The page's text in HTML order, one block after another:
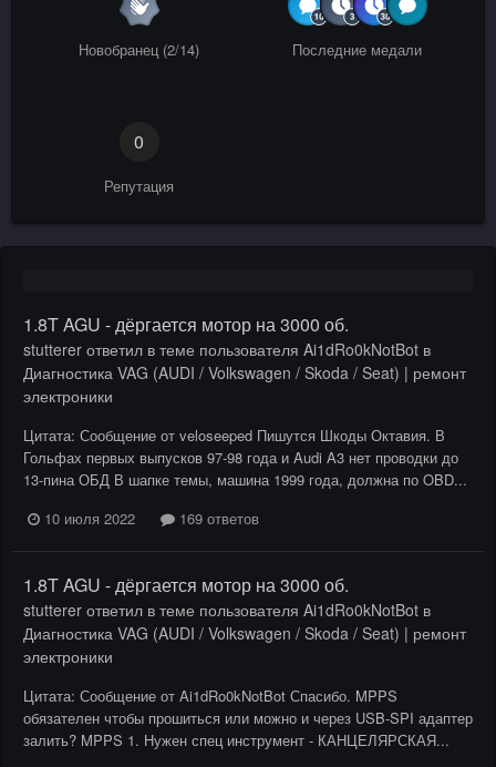
Новобранец (2/14) Последние медали
0
Репутация
1.8T AGU - дёргается мотор на 3000 об.
stutterer ответил в теме пользователя Ai1dRo0kNotBot в
Диагностика VAG (AUDI / Volkswagen / Skoda / Seat) | ремонт
электроники
Цитата: Сообщение от veloseeped Пишутся Шкоды Октавия. В
Гольфах первых выпусков 97-98 года и Audi A3 нет проводки до
13-пина ОБД В шапке темы, машина 1999 года, должна по OBD...
10 июля 2022
169 ответов
1.8T AGU - дёргается мотор на 3000 об.
stutterer ответил в теме пользователя Ai1dRo0kNotBot в
Диагностика VAG (AUDI / Volkswagen / Skoda / Seat) | ремонт
электроники
Цитата: Сообщение от Ai1dRo0kNotBot Спасибо. MPPS
обязателен чтобы прошиться или можно и через USB-SPI адаптер
залить? MPPS 1. Нужен спец инструмент - КАНЦЕЛЯРСКАЯ...